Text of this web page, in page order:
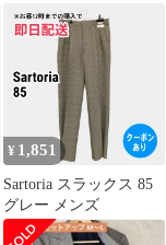
¥ 1,851
Sartoria スラックス 85
グレー メンズ